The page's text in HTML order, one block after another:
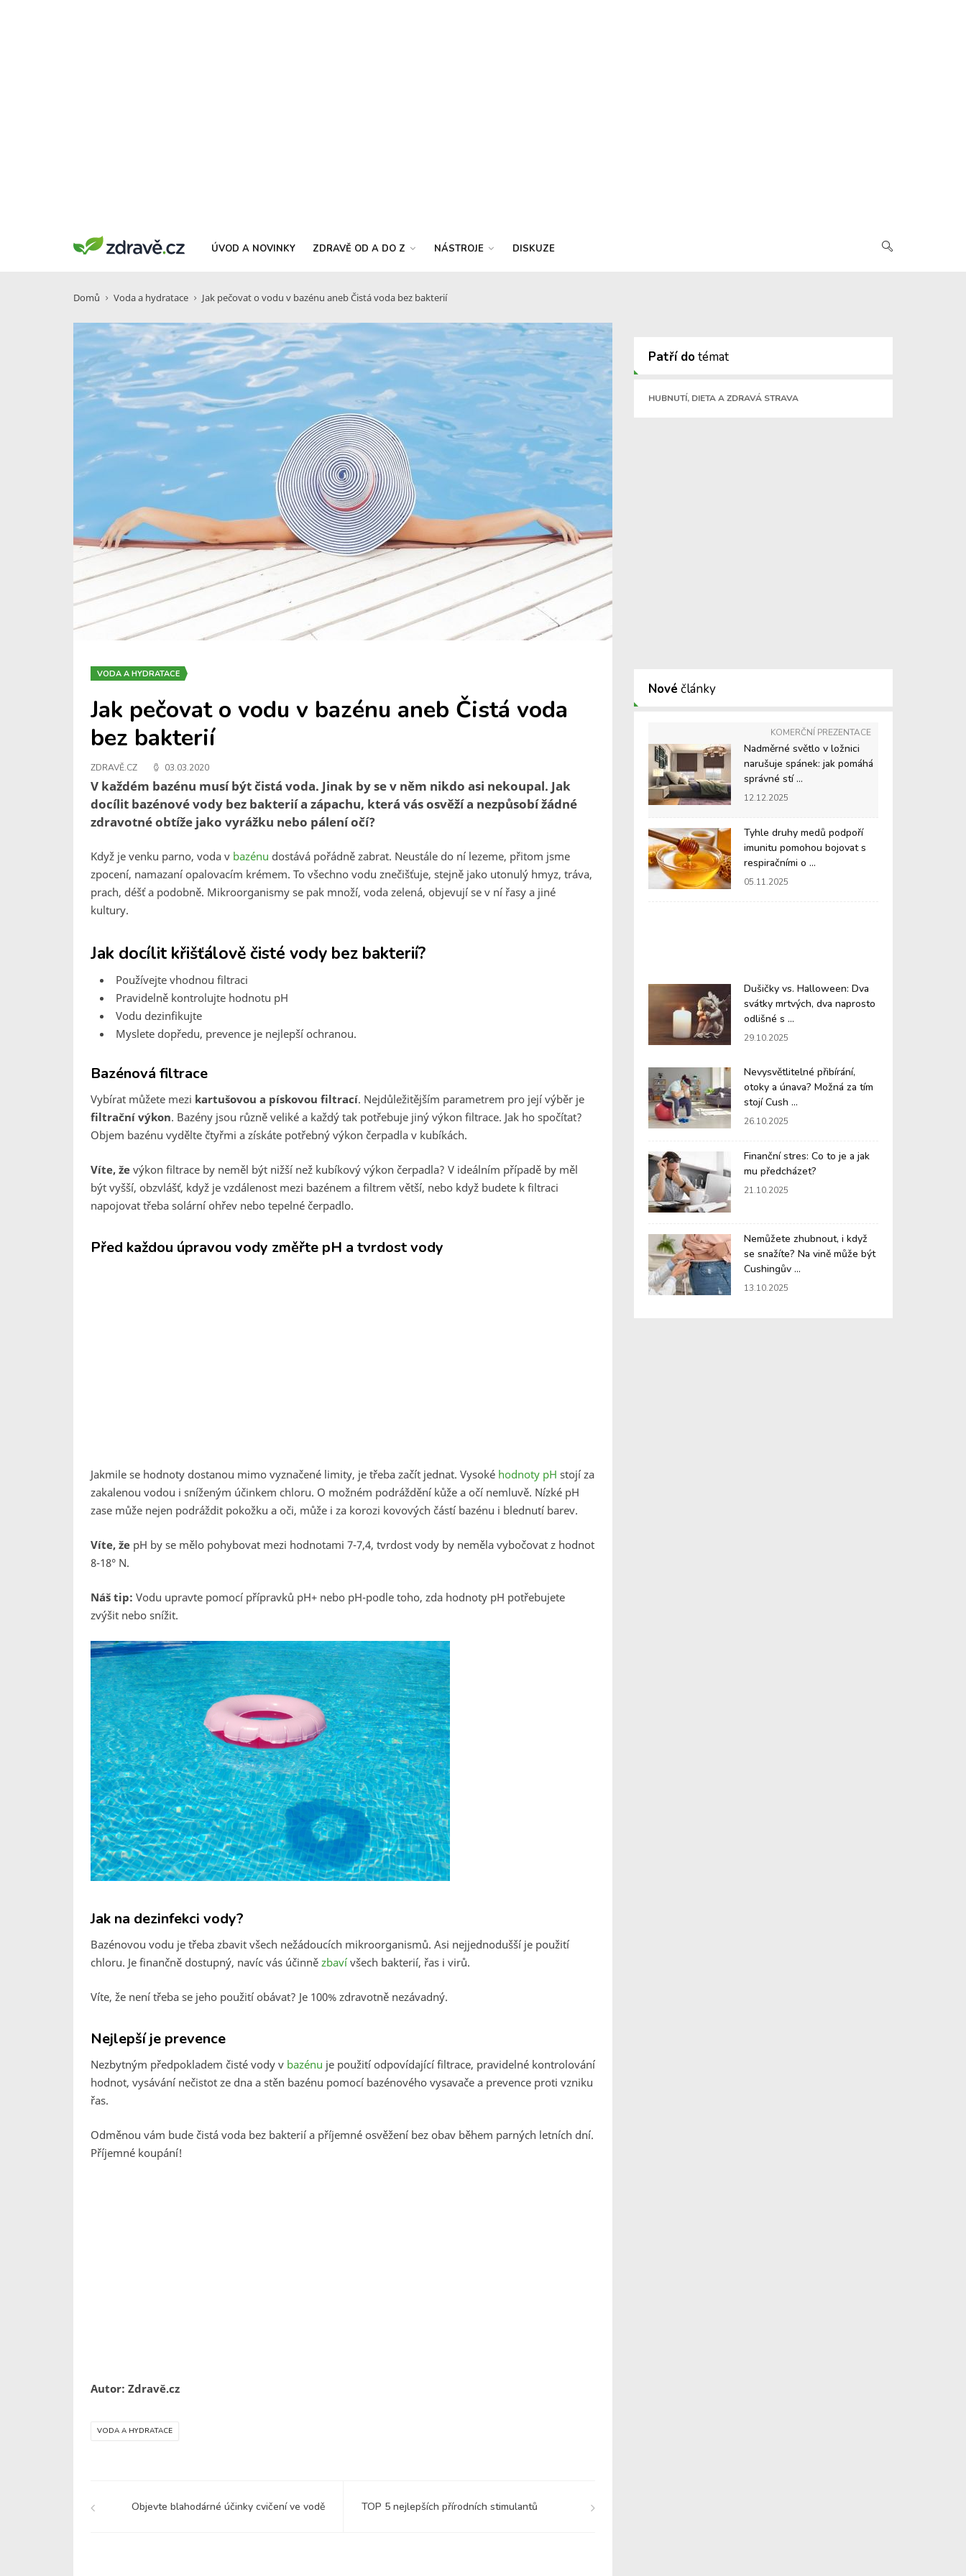
ÚVOD A NOVINKY ZDRAVĚ OD A DO Z NÁSTROJE DISKUZE
Domů Voda a hydratace Jak pečovat o vodu v bazénu aneb Čistá voda bez bakterií
VODA A HYDRATACE
Jak pečovat o vodu v bazénu aneb Čistá voda
bez bakterií
ZDRAVĚ.CZ 03.03.2020
V každém bazénu musí být čistá voda. Jinak by se v něm nikdo asi nekoupal. Jak
docílit bazénové vody bez bakterií a zápachu, která vás osvěží a nezpůsobí žádné
zdravotné obtíže jako vyrážku nebo pálení očí?
Když je venku parno, voda v bazénu dostává pořádně zabrat. Neustále do ní lezeme, přitom jsme
zpocení, namazaní opalovacím krémem. To všechno vodu znečišťuje, stejně jako utonulý hmyz, tráva,
prach, déšť a podobně. Mikroorganismy se pak množí, voda zelená, objevují se v ní řasy a jiné
kultury.
Jak docílit křišťálově čisté vody bez bakterií?
Používejte vhodnou filtraci
Pravidelně kontrolujte hodnotu pH
Vodu dezinfikujte
Myslete dopředu, prevence je nejlepší ochranou.
Bazénová filtrace
Vybírat můžete mezi kartušovou a pískovou filtrací. Nejdůležitějším parametrem pro její výběr je
filtrační výkon. Bazény jsou různě veliké a každý tak potřebuje jiný výkon filtrace. Jak ho spočítat?
Objem bazénu vydělte čtyřmi a získáte potřebný výkon čerpadla v kubíkách.
Víte, že výkon filtrace by neměl být nižší než kubíkový výkon čerpadla? V ideálním případě by měl
být vyšší, obzvlášť, když je vzdálenost mezi bazénem a filtrem větší, nebo když budete k filtraci
napojovat třeba solární ohřev nebo tepelné čerpadlo.
Před každou úpravou vody změřte pH a tvrdost vody
Jakmile se hodnoty dostanou mimo vyznačené limity, je třeba začít jednat. Vysoké hodnoty pH stojí za
zakalenou vodou i sníženým účinkem chloru. O možném podráždění kůže a očí nemluvě. Nízké pH
zase může nejen podráždit pokožku a oči, může i za korozi kovových částí bazénu i blednutí barev.
Víte, že pH by se mělo pohybovat mezi hodnotami 7-7,4, tvrdost vody by neměla vybočovat z hodnot
8-18° N.
Náš tip: Vodu upravte pomocí přípravků pH+ nebo pH-podle toho, zda hodnoty pH potřebujete
zvýšit nebo snížit.
Jak na dezinfekci vody?
Bazénovou vodu je třeba zbavit všech nežádoucích mikroorganismů. Asi nejjednodušší je použití
chloru. Je finančně dostupný, navíc vás účinně zbaví všech bakterií, řas i virů.
Víte, že není třeba se jeho použití obávat? Je 100% zdravotně nezávadný.
Nejlepší je prevence
Nezbytným předpokladem čisté vody v bazénu je použití odpovídající filtrace, pravidelné kontrolování
hodnot, vysávání nečistot ze dna a stěn bazénu pomocí bazénového vysavače a prevence proti vzniku
řas.
Odměnou vám bude čistá voda bez bakterií a příjemné osvěžení bez obav během parných letních dní.
Příjemné koupání!
Autor: Zdravě.cz
VODA A HYDRATACE
Objevte blahodárné účinky cvičení ve vodě TOP 5 nejlepších přírodních stimulantů
Patří dotémat
HUBNUTÍ, DIETA A ZDRAVÁ STRAVA
Nové články
KOMERČNÍ PREZENTACE
Nadměrné světlo v ložnici
narušuje spánek: jak pomáhá
správné stí ...
12.12.2025
Tyhle druhy medů podpoří
imunitu pomohou bojovat s
respiračními o ...
05.11.2025
Dušičky vs. Halloween: Dva
svátky mrtvých, dva naprosto
odlišné s ...
29.10.2025
Nevysvětlitelné přibírání,
otoky a únava? Možná za tím
stojí Cush ...
26.10.2025
Finanční stres: Co to je a jak
mu předcházet?
21.10.2025
Nemůžete zhubnout, i když
se snažíte? Na vině může být
Cushingův ...
13.10.2025